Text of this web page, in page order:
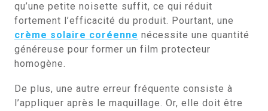
qu’une petite noisette suffit, ce qui réduit
fortement l’efficacité du produit. Pourtant, une
crème solaire coréenne nécessite une quantité
généreuse pour former un film protecteur
homogène.
De plus, une autre erreur fréquente consiste à
l’appliquer après le maquillage. Or, elle doit être